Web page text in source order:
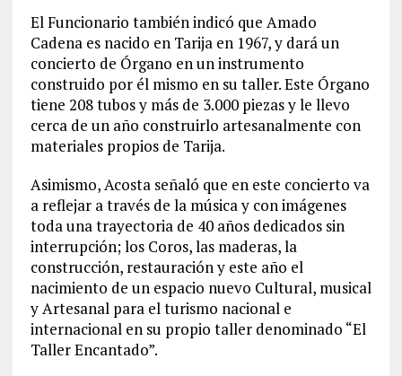
El Funcionario también indicó que Amado
Cadena es nacido en Tarija en 1967, y dará un
concierto de Órgano en un instrumento
construido por él mismo en su taller. Este Órgano
tiene 208 tubos y más de 3.000 piezas y le llevo
cerca de un año construirlo artesanalmente con
materiales propios de Tarija.
Asimismo, Acosta señaló que en este concierto va
a reflejar a través de la música y con imágenes
toda una trayectoria de 40 años dedicados sin
interrupción; los Coros, las maderas, la
construcción, restauración y este año el
nacimiento de un espacio nuevo Cultural, musical
y Artesanal para el turismo nacional e
internacional en su propio taller denominado “El
Taller Encantado”.